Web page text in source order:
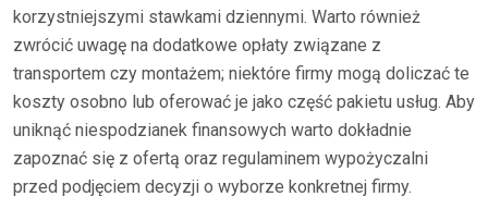
korzystniejszymi stawkami dziennymi. Warto również
zwrócić uwagę na dodatkowe opłaty związane z
transportem czy montażem; niektóre firmy mogą doliczać te
koszty osobno lub oferować je jako część pakietu usług. Aby
uniknąć niespodzianek finansowych warto dokładnie
zapoznać się z ofertą oraz regulaminem wypożyczalni
przed podjęciem decyzji o wyborze konkretnej firmy.